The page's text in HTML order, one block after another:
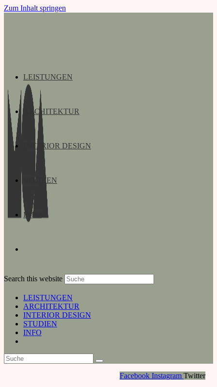
Zum Inhalt springen
LEISTUNGEN
ARCHITEKTUR
INTERIOR DESIGN
STUDIEN
INFO
Search this website
LEISTUNGEN
ARCHITEKTUR
INTERIOR DESIGN
STUDIEN
INFO
Facebook Instagram Twitter